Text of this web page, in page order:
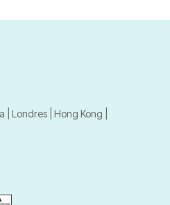
| Londres | Hong Kong |